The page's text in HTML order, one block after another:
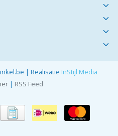
| Realisatie InStijl Media
| RSS Feed